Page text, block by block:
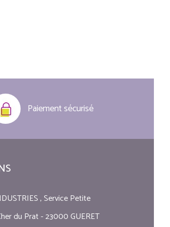
Paiement sécurisé
, Service Petite
du Prat - 23000 GUERET